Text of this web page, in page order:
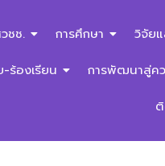
ชช. การศึกษา วิจัย
ร้องเรียน การพัฒนาสู่คว